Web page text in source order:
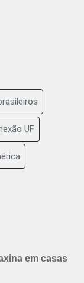
UF
em casas